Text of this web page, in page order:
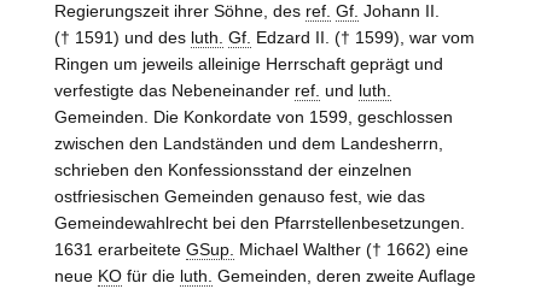
Regierungszeit ihrer Söhne, des ref. Gf. Johann II.
(† 1591) und des luth. Gf. Edzard II. († 1599), war vom
Ringen um jeweils alleinige Herrschaft geprägt und
verfestigte das Nebeneinander ref. und luth.
Gemeinden. Die Konkordate von 1599, geschlossen
zwischen den Landständen und dem Landesherrn,
schrieben den Konfessionsstand der einzelnen
ostfriesischen Gemeinden genauso fest, wie das
Gemeindewahlrecht bei den Pfarrstellenbesetzungen.
1631 erarbeitete GSup. Michael Walther († 1662) eine
neue KOfür die luth. Gemeinden, deren zweite Auflage